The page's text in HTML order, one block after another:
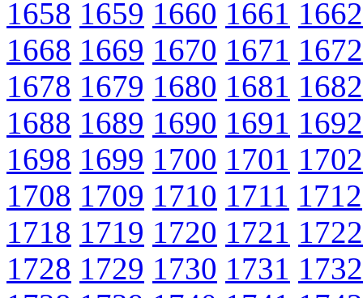
1658 1659 1660 1661 1662
1668 1669 1670 1671 1672
1678 1679 1680 1681 1682
1688 1689 1690 1691 1692
1698 1699 1700 1701 1702
1708 1709 1710 1711 1712
1718 1719 1720 1721 1722
1728 1729 1730 1731 1732